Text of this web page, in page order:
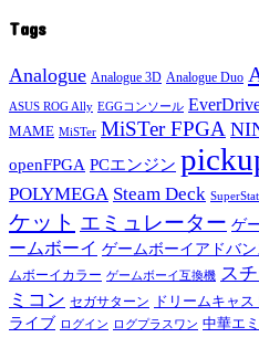
Tags
Analogue Analogue 3D Analogue Duo
ASUS ROG Ally EGGコンソール
MAME MiSTer MiSTer FPGA
openFPGA PCエンジン
POLYMEGA Steam Deck
ケット エミュレーター ゲ
ームボーイ ゲームボーイアドバン
ムボーイカラー ゲームボーイ互換機 ス
ミコン セガサターン ドリームキャス
ライブ ログイン ログプラスワン 中華エ